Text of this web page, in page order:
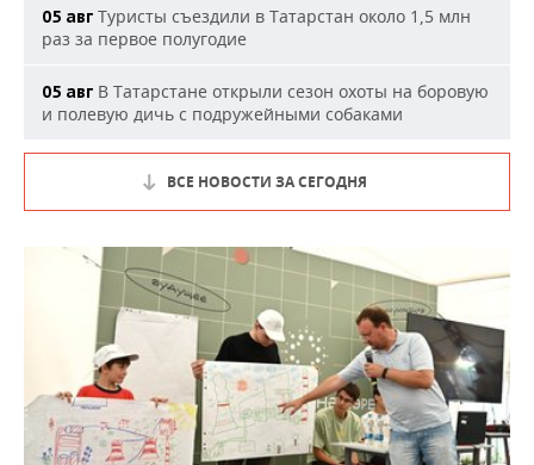
05 авг Туристы съездили в Татарстан около 1,5 млн
раз за первое полугодие
05 авг В Татарстане открыли сезон охоты на боровую
и полевую дичь с подружейными собаками
ВСЕ НОВОСТИ ЗА СЕГОДНЯ